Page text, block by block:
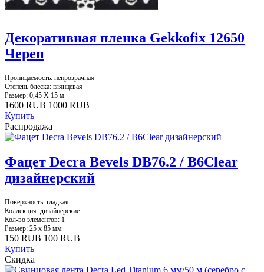
Декоративная пленка Gekkofix 12650
Череп
Проницаемость: непрозрачная
Степень блеска: глянцевая
Размер: 0,45 X 15 м
1600 RUB 1000 RUB
Купить
Распродажа
Фацет Decra Bevels DB76.2 / B6Clear
дизайнерский
Поверхность: гладкая
Коллекция: дизайнерские
Кол-во элементов: 1
Размер: 25 х 85 мм
150 RUB 100 RUB
Купить
Скидка